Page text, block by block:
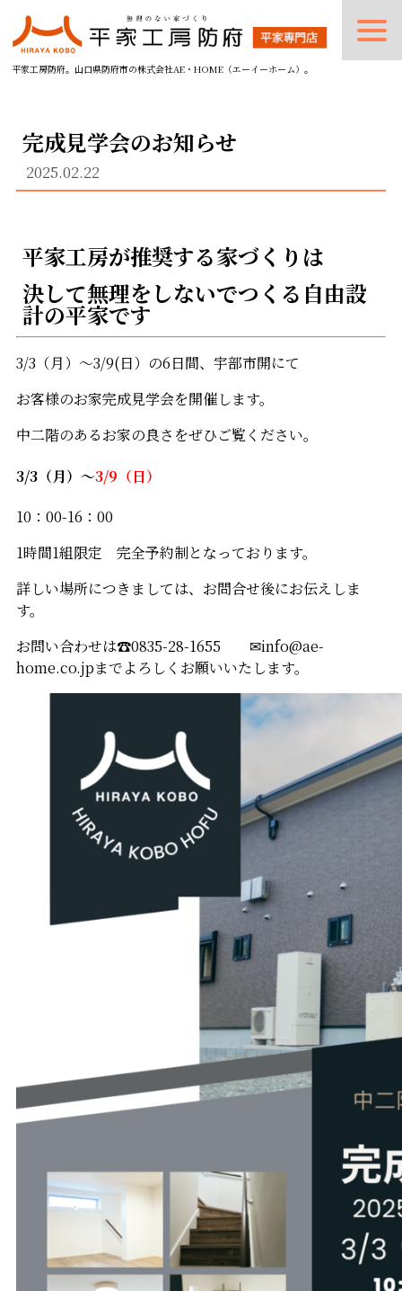
平家工房防府。山口県防府市の株式会社AE・HOME（エーイーホーム）。
完成見学会のお知らせ
2025.02.22
平家工房が推奨する家づくりは
決して無理をしないでつくる自由設
計の平家です
3/3（月）～3/9(日）の6日間、宇部市開にて
お客様のお家完成見学会を開催します。
中二階のあるお家の良さをぜひご覧ください。
3/3（月）～3/9（日）
10：00-16：00
1時間1組限定 完全予約制となっております。
詳しい場所につきましては、お問合せ後にお伝えしま
す。
お問い合わせは☎0835-28-1655 ✉info@ae-
home.co.jpまでよろしくお願いいたします。